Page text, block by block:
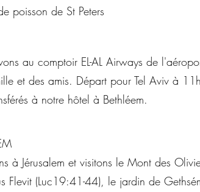
poisson de St Peters
au comptoir EL-AL Airways de
et des amis. Départ pour Tel Aviv à
à notre hôtel à Bethléem.
à Jérusalem et visitons le Mont des
Flevit (Luc19:41-44), le jardin de